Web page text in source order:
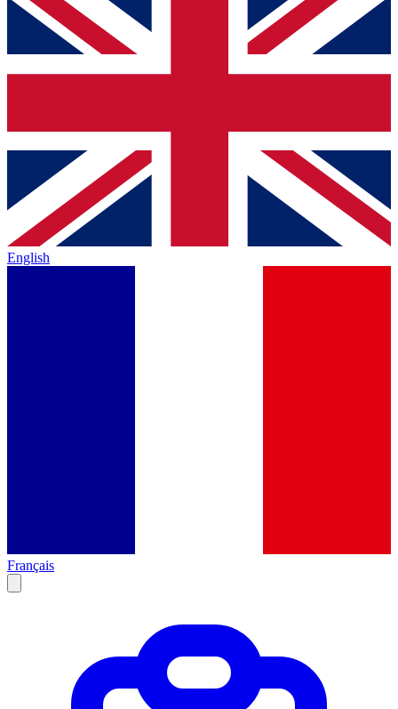
English
Français